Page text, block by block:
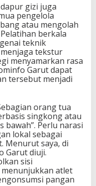
gizi juga
pengelola
atau mengolah
berkala
teknik
tekstur
menyamarkan rasa
Garut dapat
tersebut menjadi
orang tua
singkong atau
bawah”. Perlu narasi
lokal sebagai
Menurut saya, di
Garut diuji.
sisi
atlet
pangan